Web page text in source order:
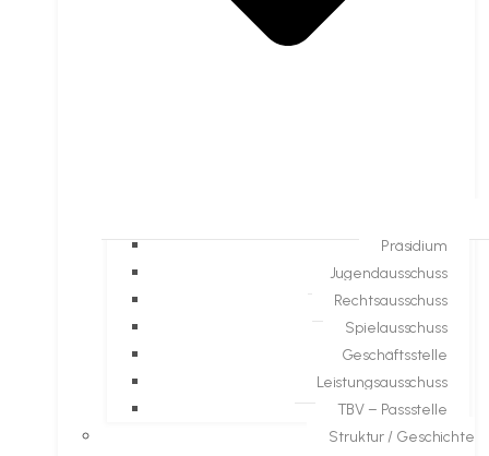
Präsidium
Jugendausschuss
Rechtsausschuss
Spielausschuss
Geschäftsstelle
Leistungsausschuss
TBV – Passstelle
Struktur / Geschichte